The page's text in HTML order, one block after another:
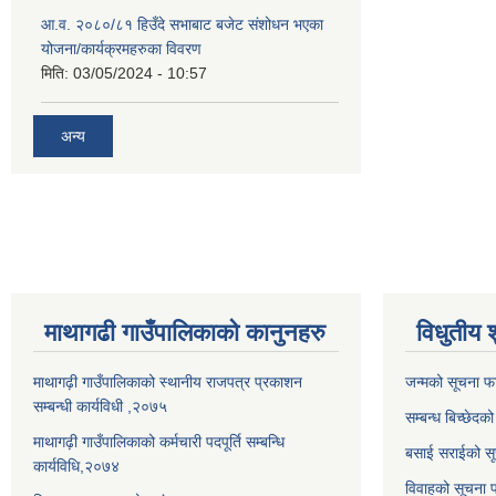
आ.व. २०८०/८१ हिउँदे सभाबाट बजेट संशोधन भएका
योजना/कार्यक्रमहरुका विवरण
मिति: 03/05/2024 - 10:57
अन्य
माथागढी गाउँपालिकाको कानुनहरु
माथागढ़ी गाउँपालिकाको स्थानीय राजपत्र प्रकाशन
सम्बन्धी कार्यविधी ,२०७५
माथागढ़ी गाउँपालिकाको कर्मचारी पदपूर्ति सम्बन्धि
कार्यविधि,२०७४
विधुतीय
जन्मको सूचना
सम्बन्ध
बसाई सराईको
विवाहको सूचना